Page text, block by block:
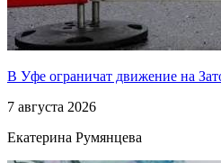
В Уфе ограничат движение на
7 августа 2026
Екатерина Румянцева